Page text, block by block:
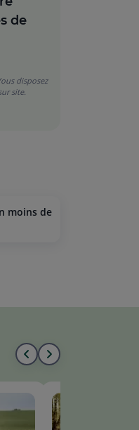
de
disposez
site.
Aller
début
Aller
à
la